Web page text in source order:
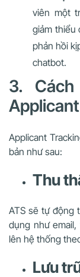
viên một
giảm thiểu
phản hồi
chatbot.
3.
Applicant
bản như sau:
Thu
ATS sẽ tự động
dụng như
lên hệ thống
Lưu